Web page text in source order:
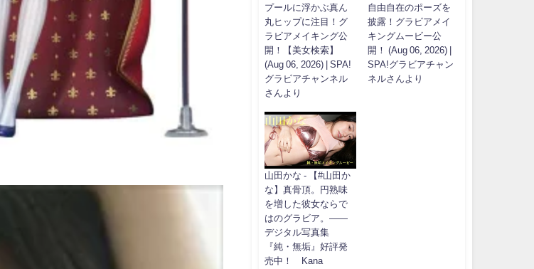
プールに浮かぶ真ん
丸ヒップに注目！グ
ラビアメイキング公
開！【美女検索】
(Aug 06, 2026) | SPA!
グラビアチャンネル
さんより
自由自在のポーズを
披露！グラビアメイ
キングムービー公
開！ (Aug 06, 2026) |
SPA!グラビアチャン
ネルさんより
山田かな - 【#山田か
な】真骨頂。円熟味
を増した彼女ならで
はのグラビア。――
デジタル写真集
『純・無垢』好評発
売中！ Kana